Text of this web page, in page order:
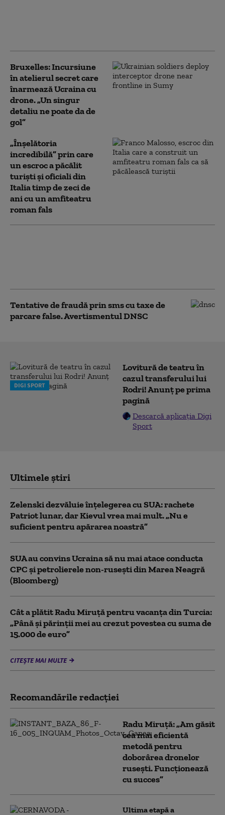
Bruxelles: Incursiune
în atelierul secret care
înarmează Ucraina cu
drone. „Un singur
detaliu ne poate da de
gol”
„Înșelătoria
incredibilă” prin care
un escroc a păcălit
turiști și oficiali din
Italia timp de zeci de
ani cu un amfiteatru
roman fals
Tentative de fraudă prin sms cu taxe de
parcare false. Avertismentul DNSC
DIGI SPORT
Lovitură de teatru în
cazul transferului lui
Rodri! Anunț pe prima
pagină
Descarcă aplicația Digi
Sport
Ultimele știri
Zelenski dezvăluie înțelegerea cu SUA: rachete
Patriot lunar, dar Kievul vrea mai mult. „Nu e
suficient pentru apărarea noastră”
SUA au convins Ucraina să nu mai atace conducta
CPC şi petrolierele non-ruseşti din Marea Neagră
(Bloomberg)
Cât a plătit Radu Miruță pentru vacanța din Turcia:
„Până și părinții mei au crezut povestea cu suma de
15.000 de euro”
CITEȘTE MAI MULTE
Recomandările redacţiei
Radu Miruță: „Am găsit
cea mai eficientă
metodă pentru
doborârea dronelor
rusești. Funcționează
cu succes”
Ultima etapă a